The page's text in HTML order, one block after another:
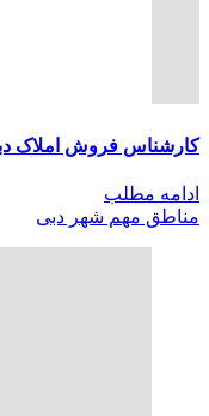
کارشناس فروش املاک
ادامه مطلب
مناطق مهم شهر دبی